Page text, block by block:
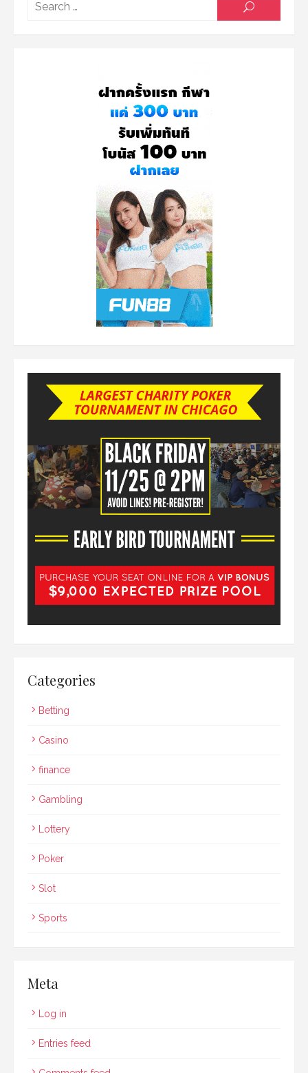
SEARCH
Categories
Betting
Casino
finance
Gambling
Lottery
Poker
Slot
Sports
Meta
Log in
Entries feed